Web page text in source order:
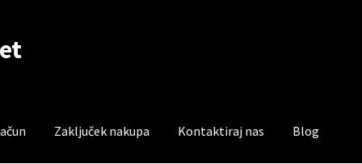
Zaključek nakupa Kontaktiraj nas Blog